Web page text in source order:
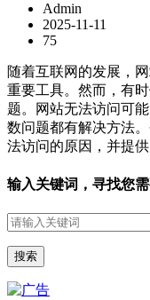
Admin
2025-11-11
75
随着互联网的发展，
重要工具。然而，有
题。网站无法访问可
数问题都有解决方法
法访问的原因，并提供
输入关键词，寻找您